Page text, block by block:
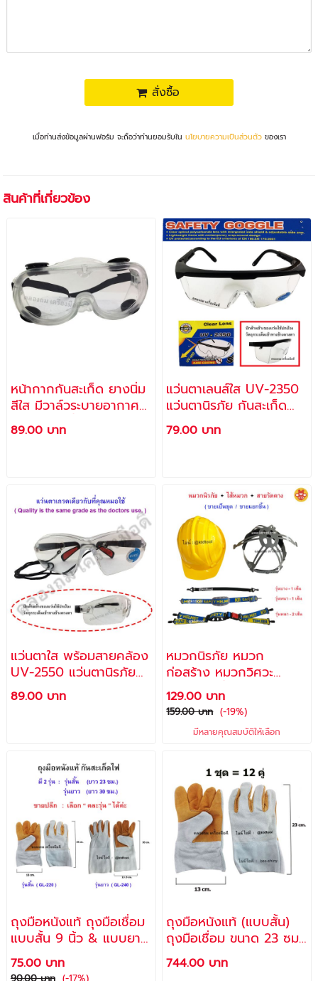
สั่งซื้อ
เมื่อท่านส่งข้อมูลผ่านฟอร์ม จะถือว่าท่านยอมรับใน นโยบายความเป็นส่วนตัวของเรา
สินค้าที่เกี่ยวข้อง
หน้ากากกันสะเก็ด ยางนิ่ม
สีใส มีวาล์วระบายอากาศ
แว่นตาเซฟตี้นิรภัย
ป้องกันสะเก็ด น้ำลาย สาร
89.00 บาท
แว่นตาเลนส์ใส UV-2350
แว่นตานิรภัย กันสะเก็ด
กันลม กันฝุ่น กันแมลง /
ALLWAYS
79.00 บาท
แว่นตาใส พร้อมสายคล้อง
UV-2550 แว่นตานิรภัย
กันสะเก็ด กันแดด กันลม
กันฝุ่น กันแมลง /
89.00 บาท
หมวกนิรภัย หมวก
ก่อสร้าง หมวกวิศวะ
หมวกเซฟตี้ พร้อมสายรัด
คาง Safety helmet
129.00 บาท
159.00 บาท (-19%)
มีหลายคุณสมบัติให้เลือก
ถุงมือหนังแท้ ถุงมือเชื่อม
แบบสั้น 9 นิ้ว & แบบยาว
12 นิ้ว (1 คู่) / ALLWAYS
75.00 บาท
90.00 บาท (-17%)
ถุงมือหนังแท้ (แบบสั้น)
ถุงมือเชื่อม ขนาด 23 ซม.
รุ่น GL-220 -（12 คู่) /
ALLWAYS
744.00 บาท